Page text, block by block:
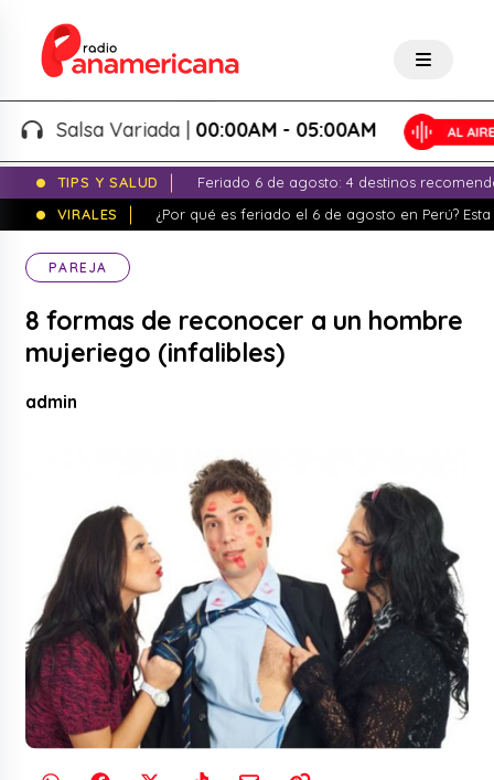
Salsa Variada |00:00AM - 05:00AM
TIPS Y SALUD
Feriado 6 de agosto: 4 destinos
VIRALES
¿Por qué es feriado el 6 de agosto en Perú?
PAREJA
8 formas de reconocer a un hombre
mujeriego (infalibles)
admin